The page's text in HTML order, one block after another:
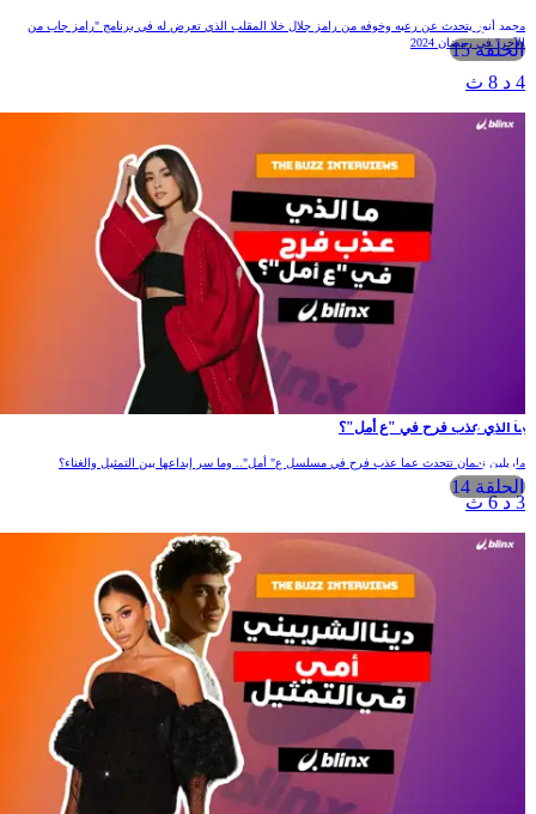
الحلقة 15
محمد أنور يتحدث عن رعبه وخوفه من رامز جلال خلا المقلب الذي تعرض له في برنامج "رامز جاب من
الآخر" في رمضان 2024
الحلقة 14
ما الذي عذب فرح في "ع أمل"؟
ماريلين نعمان تتحدث عما عذب فرح في مسلسل ع" أمل".. وما سر إبداعها بين التمثيل والغناء؟